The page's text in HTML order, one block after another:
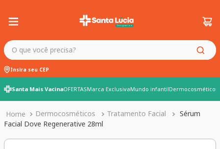
O que você precisa?
Insira seu CEP
Santa Mais VacinaOFERTASMarca ExclusivaMundo infantilDermocosméticos
Dermocosméticos Tratamento Facial
Sérum
Facial Dove Regenerative 28ml